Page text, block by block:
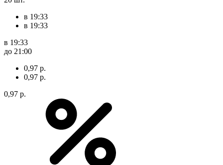
в 19:33
в 19:33
в 19:33
до 21:00
0,97 р.
0,97 р.
0,97 р.